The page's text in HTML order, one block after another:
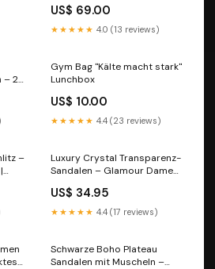
(38–42) flach
US$ 69.00
★★★★★ 4.0 (13 reviews)
– 2-
in
Gym Bag "Kälte macht stark"
Lunchbox
US$ 10.00
★★★★★ 4.4 (23 reviews)
–
Luxury Crystal Transparenz-
Sandalen – Glamour Damen
Transparent-Riemen
Sommerschuhe
US$ 34.95
★★★★★ 4.4 (17 reviews)
Schwarze Boho Plateau
Sandalen mit Muscheln –